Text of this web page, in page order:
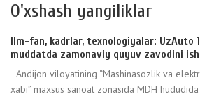
O'xshash yangiliklar
Ilm-fan, kadrlar, texnologiyalar: UzAuto
muddatda zamonaviy quyuv zavodini
Andijon viloyatining “Mashinasozlik va
xabi” maxsus sanoat zonasida MDH